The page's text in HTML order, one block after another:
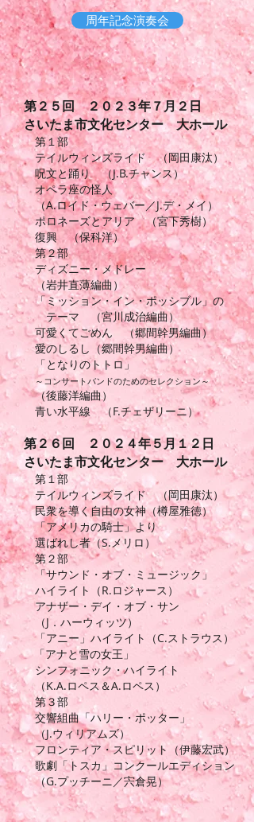
周年記念演奏会
第２５回 ２０２３年７月２日
さいたま市文化センター 大ホール
第１部
テイルウィンズライド （岡田康汰）
呪文と踊り （J.B.チャンス）
オペラ座の怪人
（A.ロイド・ウェバー／J.デ・メイ）
ポロネーズとアリア （宮下秀樹）
復興 （保科洋）
第２部
ディズニー・メドレー
（岩井直薄編曲）
「ミッション・イン・ポッシブル」の
テーマ （宮川成治編曲）
可愛くてごめん （郷間幹男編曲）
愛のしるし（郷間幹男編曲）
「となりのトトロ」
～コンサートバンドのためのセレクション～
（後藤洋編曲）
青い水平線 （F.チェザリーニ）
第２６回 ２０２４年５月１２日
さいたま市文化センター 大ホール
第１部
テイルウィンズライド （岡田康汰）
民衆を導く自由の女神（樽屋雅徳）
「アメリカの騎士」より
選ばれし者（S.メリロ）
第２部
「サウンド・オブ・ミュージック」
ハイライト（R.ロジャース）
アナザー・デイ・オブ・サン
（J．ハーウィッツ）
「アニー」ハイライト（C.ストラウス）​
「アナと雪の女王」
シンフォニック・ハイライト
（K.A.ロペス＆A.ロペス）
第３部
交響組曲「ハリー・ポッター」
（J.ウィリアムズ）
フロンティア・スピリット（伊藤宏武）
歌劇「トスカ」コンクールエディション
（G.プッチーニ／宍倉晃）